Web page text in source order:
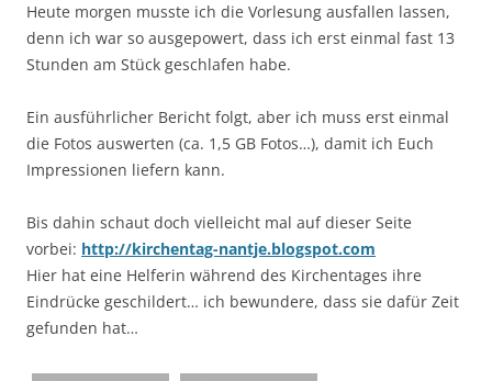
Heute morgen musste ich die Vorlesung ausfallen lassen,
denn ich war so ausgepowert, dass ich erst einmal fast 13
Stunden am Stück geschlafen habe.
Ein ausführlicher Bericht folgt, aber ich muss erst einmal
die Fotos auswerten (ca. 1,5 GB Fotos…), damit ich Euch
Impressionen liefern kann.
Bis dahin schaut doch vielleicht mal auf dieser Seite
vorbei: http://kirchentag-nantje.blogspot.com
Hier hat eine Helferin während des Kirchentages ihre
Eindrücke geschildert… ich bewundere, dass sie dafür Zeit
gefunden hat…